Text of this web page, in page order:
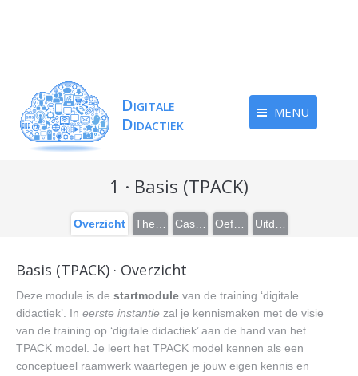
MENU
1 · Basis (TPACK)
Overzicht Casussen Oefeningen
Basis (TPACK) · Overzicht
Deze module is de startmodule van de training ‘digitale
didactiek’. In eerste instantie zal je kennismaken met de visie
van de training op ‘digitale didactiek’ aan de hand van het
TPACK model. Je leert het TPACK model kennen als een
conceptueel raamwerk waartegen je jouw eigen kennis en